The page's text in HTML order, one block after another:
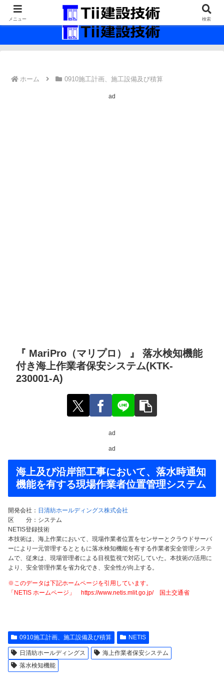
最新の建設技術の情報インフラ。
ホーム 0910施工計画、施工設備及び積算
ad
『 MariPro（マリプロ） 』 落水検知機能
付き海上作業者保安システム(KTK-
230001-A)
ad
ad
海上及び沿岸部工事において、落水時通知
機能を有する現場作業者位置管理システム
開発会社： 日清紡ホールディングス株式会社
区 分：システム
NETIS登録技術
本技術は、海上作業において、現場作業者位置をセンサーとクラウドサーバ
ーにより一元管理するとともに落水検知機能を有する作業者安全管理システ
ムで、従来は、現場管理者による目視監視で対応していた。本技術の活用に
より、安全管理作業を省力化でき、安全性が向上する。
※このデータは下記ホームページを引用しています。
「NETIS ホームページ」 https://www.netis.mlit.go.jp/ 国土交通省
0910施工計画、施工設備及び積算 NETIS
日清紡ホールディングス
海上作業者保安システム
落水検知機能
メニュー 検索